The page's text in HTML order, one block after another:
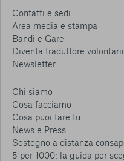
Contatti e sedi
Area media e stampa
Bandi e Gare
Diventa traduttore
Newsletter
Chi siamo
Cosa facciamo
Cosa puoi fare tu
News e Press
Sostegno a distanza
5 per 1000: la guida per